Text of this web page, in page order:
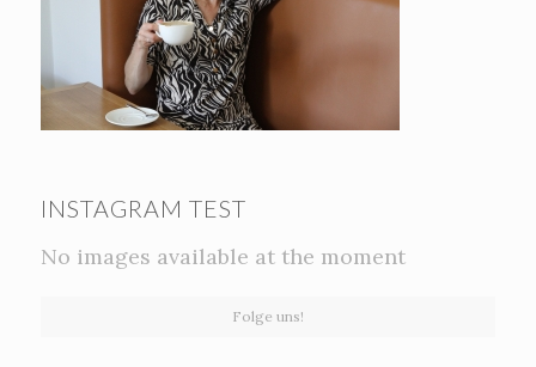
INSTAGRAM TEST
No images available at the moment
Folge uns!